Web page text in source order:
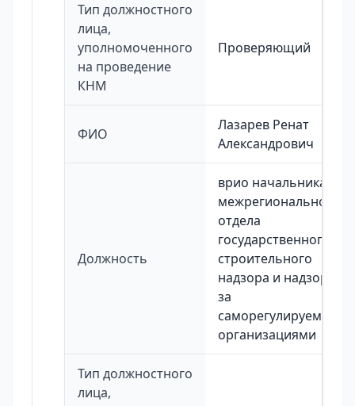
Тип должностного
лица,
уполномоченного
на проведение
КНМ
Проверяющий
ФИО
Лазарев Ренат
Александрович
Должность
врио начальника
межрегионального
отдела
государственного
строительного
надзора и надзора
за
саморегулируемыми
организациями
Тип должностного
лица,